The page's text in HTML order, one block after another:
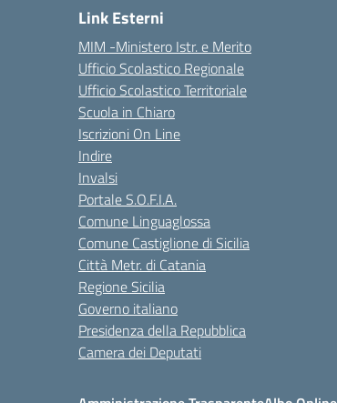
Link Esterni
MIM -Ministero Istr. e Merito
Ufficio Scolastico Regionale
Ufficio Scolastico Territoriale
Scuola in Chiaro
Iscrizioni On Line
Indire
Invalsi
Portale S.O.F.I.A.
Comune Linguaglossa
Comune Castiglione di Sicilia
Città Metr. di Catania
Regione Sicilia
Governo italiano
Presidenza della Repubblica
Camera dei Deputati